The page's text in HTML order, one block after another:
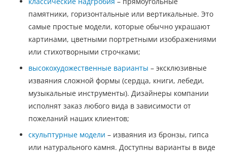
памятники, горизонтальные или вертикальные. Это
самые простые модели, которые обычно украшают
картинами, цветными портретными изображениями
или стихотворными строчками;
высокохудожественные варианты – эксклюзивные
изваяния сложной формы (сердца, книги, лебеди,
музыкальные инструменты). Дизайнеры компании
исполнят заказ любого вида в зависимости от
пожеланий наших клиентов;
скульптурные модели – изваяния из бронзы, гипса
или натурального камня. Доступны варианты в виде